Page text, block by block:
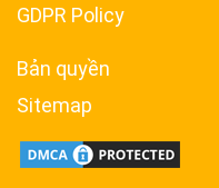
GDPR Policy
Bản quyền
Sitemap